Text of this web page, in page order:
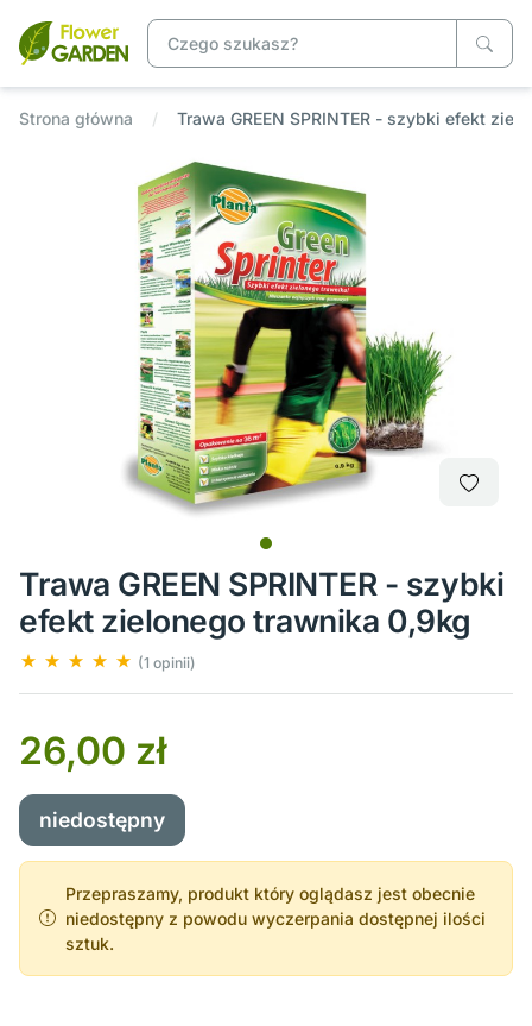
Strona główna Trawa GREEN SPRINTER - szybki efekt
Trawa GREEN SPRINTER - szybki
efekt zielonego trawnika 0,9kg
(1 opinii)
26,00 zł
niedostępny
Przepraszamy, produkt który oglądasz jest obecnie
niedostępny z powodu wyczerpania dostępnej ilości
sztuk.